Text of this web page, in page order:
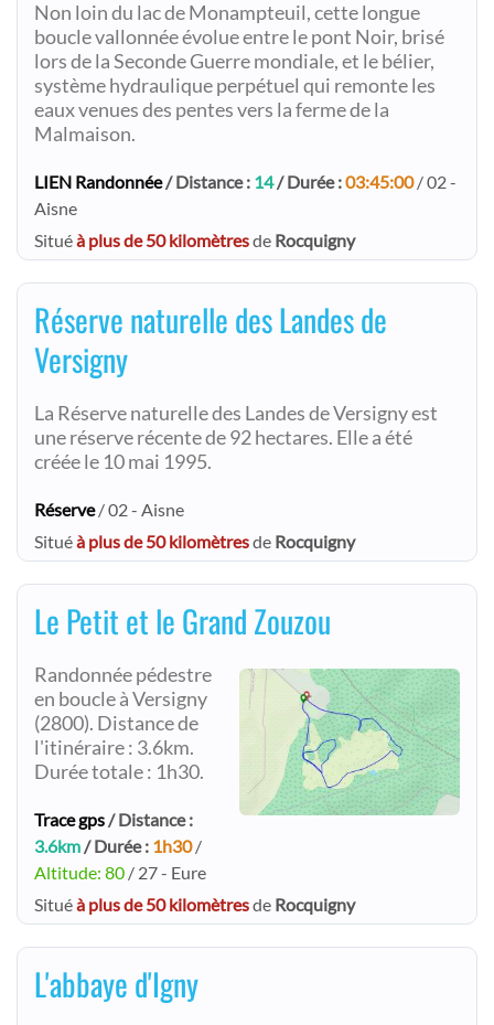
Non loin du lac de Monampteuil, cette longue
boucle vallonnée évolue entre le pont Noir, brisé
lors de la Seconde Guerre mondiale, et le bélier,
système hydraulique perpétuel qui remonte les
eaux venues des pentes vers la ferme de la
Malmaison.
LIEN Randonnée/ Distance : 14/ Durée :03:45:00/ 02 -
Aisne
Situéà plus de 50 kilomètresde Rocquigny
Réserve naturelle des Landes de
Versigny
La Réserve naturelle des Landes de Versigny est
une réserve récente de 92 hectares. Elle a été
créée le 10 mai 1995.
Réserve/ 02 - Aisne
Situéà plus de 50 kilomètresde Rocquigny
Le Petit et le Grand Zouzou
Randonnée pédestre
en boucle à Versigny
(2800). Distance de
l'itinéraire : 3.6km.
Durée totale : 1h30.
Trace gps/ Distance :
3.6km/ Durée : 1h30/
Altitude: 80 / 27 - Eure
Situéà plus de 50 kilomètresde Rocquigny
L'abbaye d'Igny